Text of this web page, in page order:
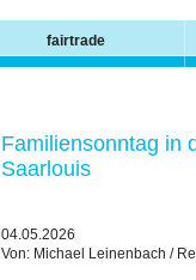
fairtrade
Familiensonntag in
Saarlouis
04.05.2026
Von: Michael Leinenbach /